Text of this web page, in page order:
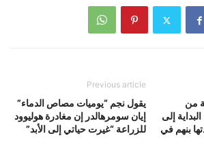
Previous article
يقول نجم “يوميات مصاص الدماء”
إيان سومرهالدر إن مغادرة هوليوود
للزراعة “غيرت حياتي إلى الأبد”
من
إلى
بنهم في